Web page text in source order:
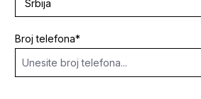
Broj telefona*